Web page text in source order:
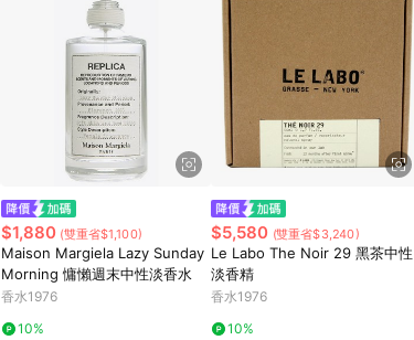
$1,880 (雙重省$1,100)
Maison Margiela Lazy Sunday
Morning 慵懶週末中性淡香水
香水1976
10%
$5,580 (雙重省$3,240)
Le Labo The Noir 29 黑茶中性
淡香精
香水1976
10%